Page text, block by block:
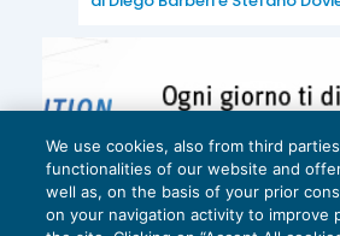
We use cookies, also from third
functionalities of our website and
well as, on the basis of your prior
on your navigation activity to improve